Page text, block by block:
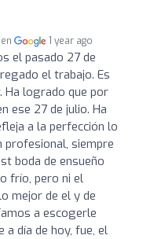
1 year ago
el pasado 27 de
el trabajo. Es
Ha logrado que por
ese 27 de julio. Ha
a la perfección lo
profesional, siempre
boda de ensueño
frío, pero ni el
mejor de el y de
a escogerle
a día de hoy, fue, el